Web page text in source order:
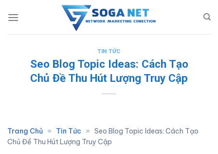
TIN TỨC
Seo Blog Topic Ideas: Cách Tạo
Chủ Đề Thu Hút Lượng Truy Cập
Trang Chủ » Tin Tức » Seo Blog Topic Ideas: Cách Tạo
Chủ Đề Thu Hút Lượng Truy Cập